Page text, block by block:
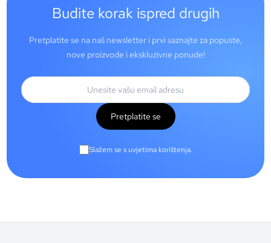
Budite korak ispred drugih
Pretplatite se na naš newsletter i prvi saznajte za popuste,
nove proizvode i ekskluzivne ponude!
Pretplatite se
Slažem se s uvjetima korištenja.